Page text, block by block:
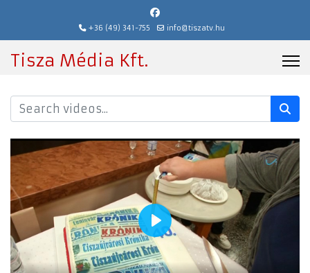
+36 (49) 341-755 info@tiszatv.hu
Tisza Média Kft.